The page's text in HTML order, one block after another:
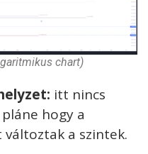
chart)
itt nincs
hogy a
a szintek.